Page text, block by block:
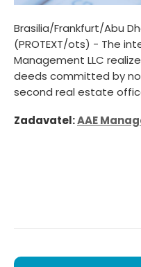
Brasilia/Frankfurt/Abu
(PROTEXT/ots) - The
Management LLC
deeds committed by
second real estate
Zadavatel:AAE